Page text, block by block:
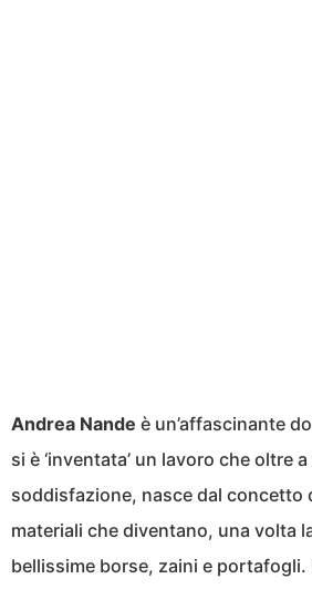
Andrea Nande è un’affascinante
si è ‘inventata’ un lavoro che oltre
soddisfazione, nasce dal concetto
materiali che diventano, una volta
bellissime borse, zaini e